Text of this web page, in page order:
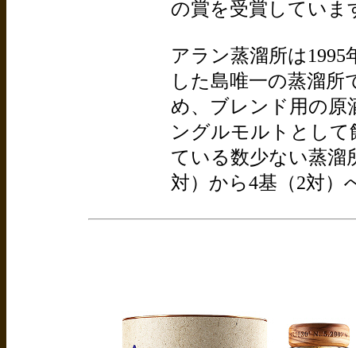
の賞を受賞していま
アラン蒸溜所は
した島唯一の蒸溜所
め、ブレンド用の
ングルモルトとし
ている数少ない蒸溜
対）から4基（2対）